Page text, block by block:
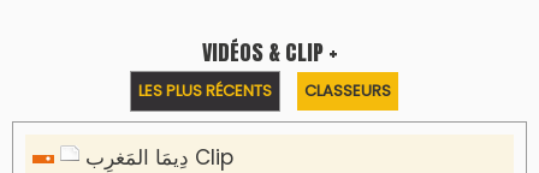
VIDÉOS & CLIP +
LES PLUS RÉCENTS CLASSEURS
دِيمَا المَغرِب Clip